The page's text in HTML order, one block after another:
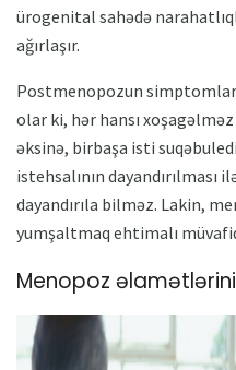
ürogenital sahədə
ağırlaşır.
Postmenopozun
olar ki, hər hansı
əksinə, birbaşa isti
istehsalının
dayandırıla bilməz. Lakin,
yumşaltmaq ehtimalı
Menopoz